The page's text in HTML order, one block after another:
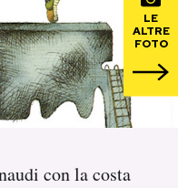
LE
ALTRE
FOTO
con la costa